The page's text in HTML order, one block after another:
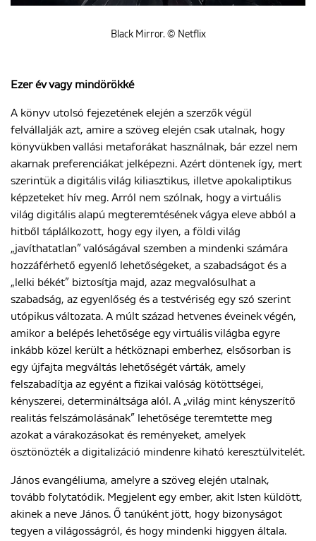
Black Mirror. © Netflix
Ezer év vagy mindörökké
A könyv utolsó fejezetének elején a szerzők végül
felvállalják azt, amire a szöveg elején csak utalnak, hogy
könyvükben vallási metaforákat használnak, bár ezzel nem
akarnak preferenciákat jelképezni. Azért döntenek így, mert
szerintük a digitális világ kiliasztikus, illetve apokaliptikus
képzeteket hív meg. Arról nem szólnak, hogy a virtuális
világ digitális alapú megteremtésének vágya eleve abból a
hitből táplálkozott, hogy egy ilyen, a földi világ
„javíthatatlan” valóságával szemben a mindenki számára
hozzáférhető egyenlő lehetőségeket, a szabadságot és a
„lelki békét” biztosítja majd, azaz megvalósulhat a
szabadság, az egyenlőség és a testvériség egy szó szerint
utópikus változata. A múlt század hetvenes éveinek végén,
amikor a belépés lehetősége egy virtuális világba egyre
inkább közel került a hétköznapi emberhez, elsősorban is
egy újfajta megváltás lehetőségét várták, amely
felszabadítja az egyént a fizikai valóság kötöttségei,
kényszerei, determináltsága alól. A „világ mint kényszerítő
realitás felszámolásának” lehetősége teremtette meg
azokat a várakozásokat és reményeket, amelyek
ösztönözték a digitalizáció mindenre kiható keresztülvitelét.
János evangéliuma, amelyre a szöveg elején utalnak,
tovább folytatódik. Megjelent egy ember, akit Isten küldött,
akinek a neve János. Ő tanúként jött, hogy bizonyságot
tegyen a világosságról, és hogy mindenki higgyen általa.